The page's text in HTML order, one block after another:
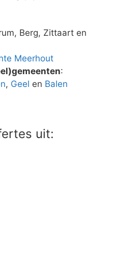
Berg, Zittaart en
Meerhout
:
, Geel en Balen
uit: